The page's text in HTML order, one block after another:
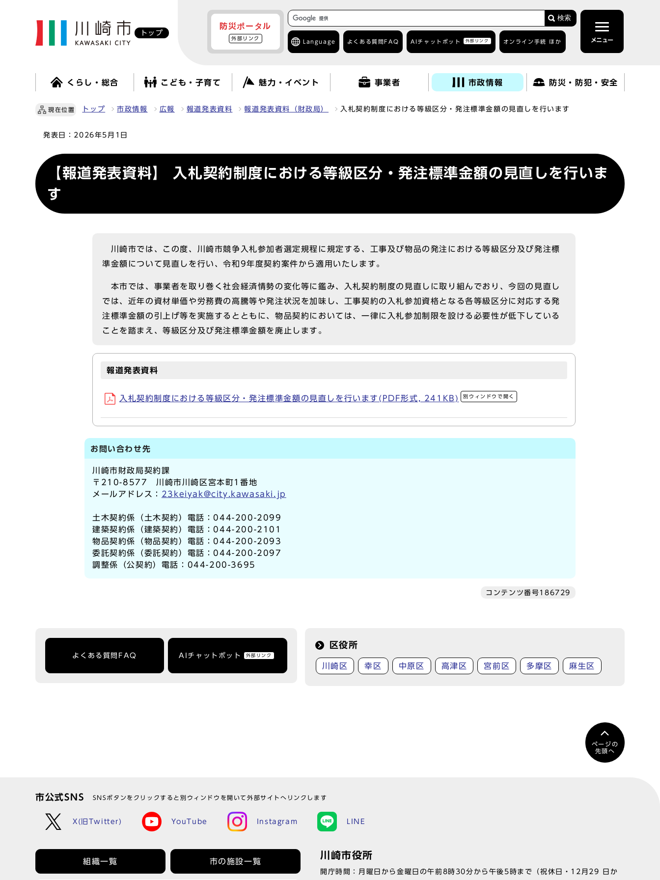
トップ
防災ポータル
外部リンク
検索
Language よくある質問 FAQ AIチャットボット 外部リンク オンライン手続 ほか メニュー
くらし・総合 こども・子育て 魅力・イベント 事業者 市政情報 防災・防犯・安全
現在位置 トップ 市政情報 広報 報道発表資料 報道発表資料（財政局） 入札契約制度における等級区分・発注標準金額の見直しを行います
発表日： 2026年5月1日
【報道発表資料】 入札契約制度における等級区分・発注標準金額の見直しを行いま
す
川崎市では、この度、川崎市競争入札参加者選定規程に規定する、工事及び物品の発注における等級区分及び発注標
準金額について見直しを行い、令和9年度契約案件から適用いたします。
本市では、事業者を取り巻く社会経済情勢の変化等に鑑み、入札契約制度の見直しに取り組んでおり、今回の見直し
では、近年の資材単価や労務費の高騰等や発注状況を加味し、工事契約の入札参加資格となる各等級区分に対応する発
注標準金額の引上げ等を実施するとともに、物品契約においては、一律に入札参加制限を設ける必要性が低下している
ことを踏まえ、等級区分及び発注標準金額を廃止します。
報道発表資料
入札契約制度における等級区分・発注標準金額の見直しを行います(PDF形式, 241KB) 別ウィンドウで開く
お問い合わせ先
川崎市財政局契約課
〒210-8577 川崎市川崎区宮本町1番地
メールアドレス： 23keiyak@city.kawasaki.jp
土木契約係（土木契約）電話：044-200-2099
建築契約係（建築契約）電話：044-200-2101
物品契約係（物品契約）電話：044-200-2093
委託契約係（委託契約）電話：044-200-2097
調整係（公契約）電話：044-200-3695
コンテンツ番号186729
よくある質問FAQ AIチャットボット 外部リンク
区役所
川崎区 幸区 中原区 高津区 宮前区 多摩区 麻生区
ページの
先頭へ
市公式SNS SNSボタンをクリックすると別ウィンドウを開いて外部サイトへリンクします
X(旧Twitter) YouTube Instagram LINE
組織一覧 市の施設一覧
川崎市役所
開庁時間：月曜日から金曜日の午前8時30分から午後5時まで（祝休日・12月29 日か